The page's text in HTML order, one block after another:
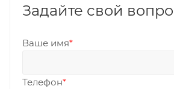
Задайте свой
Ваше имя*
Телефон*